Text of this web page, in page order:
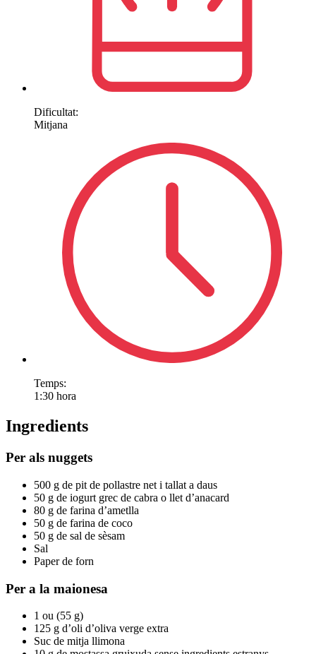
Dificultat:
Mitjana
Temps:
1:30 hora
Ingredients
Per als nuggets
500 g de pit de pollastre net i tallat a daus
50 g de iogurt grec de cabra o llet d’anacard
80 g de farina d’ametlla
50 g de farina de coco
50 g de sal de sèsam
Sal
Paper de forn
Per a la maionesa
1 ou (55 g)
125 g d’oli d’oliva verge extra
Suc de mitja llimona